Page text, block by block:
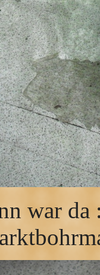
war